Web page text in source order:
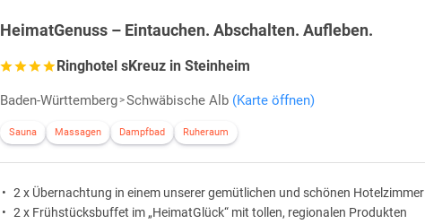
HeimatGenuss – Eintauchen. Abschalten. Aufleben.
Ringhotel sKreuz in Steinheim
Baden-Württemberg Schwäbische Alb (Karte öffnen)
Sauna Massagen Dampfbad Ruheraum
2 x Übernachtung in einem unserer gemütlichen und schönen Hotelzimmer
2 x Frühstücksbuffet im „HeimatGlück“ mit tollen, regionalen Produkten